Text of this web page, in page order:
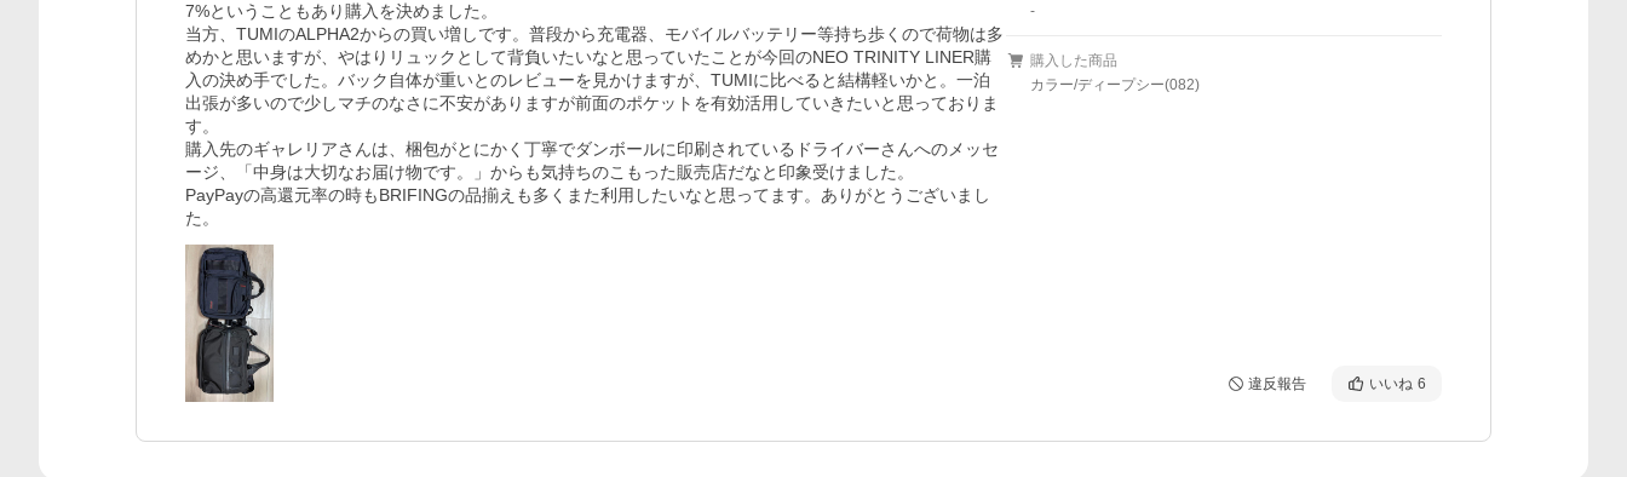
7%ということもあり購入を決めました。
当方、TUMIのALPHA2からの買い増しです。普段から充電器、モバイルバッテリー等持ち歩くので荷物は多
めかと思いますが、やはりリュックとして背負いたいなと思っていたことが今回のNEO TRINITY LINER購
入の決め手でした。バック自体が重いとのレビューを見かけますが、TUMIに比べると結構軽いかと。一泊
出張が多いので少しマチのなさに不安がありますが前面のポケットを有効活用していきたいと思っておりま
す。
購入先のギャレリアさんは、梱包がとにかく丁寧でダンボールに印刷されているドライバーさんへのメッセ
ージ、「中身は大切なお届け物です。」からも気持ちのこもった販売店だなと印象受けました。
PayPayの高還元率の時もBRIFINGの品揃えも多くまた利用したいなと思ってます。ありがとうございまし
た。
-
購入した商品
カラー/ディープシー(082)
違反報告 いいね 6